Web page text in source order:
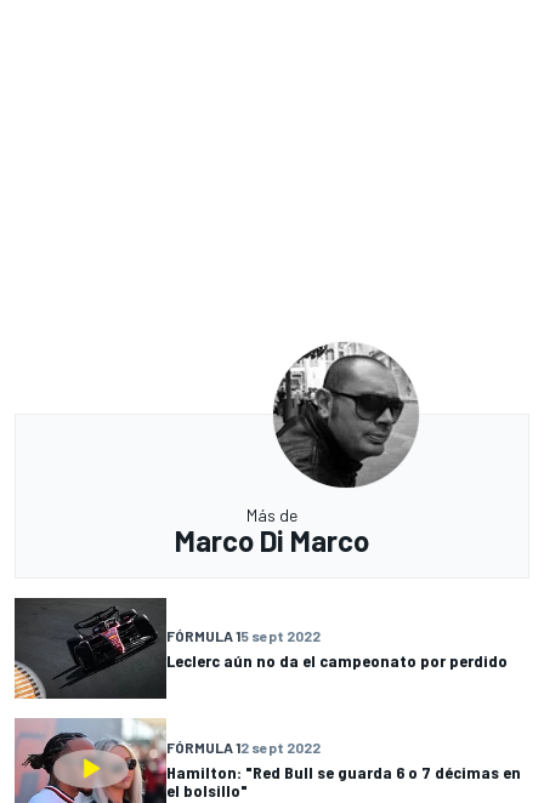
Más de
Marco Di Marco
FÓRMULA 15 sept 2022
Leclerc aún no da el campeonato por perdido
FÓRMULA 12 sept 2022
Hamilton: "Red Bull se guarda 6 o 7 décimas en
el bolsillo"